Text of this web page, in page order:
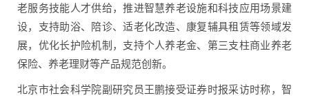
老服务技能人才供给，推进智慧养老设施和科技应用场景建
设，支持助浴、陪诊、适老化改造、康复辅具租赁等领域发
展，优化长护险机制，支持个人养老金、第三支柱商业养老
保险、养老理财等产品规范创新。
北京市社会科学院副研究员王鹏接受证券时报采访时称，智